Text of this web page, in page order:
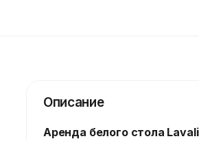
Описание
Аренда белого стола